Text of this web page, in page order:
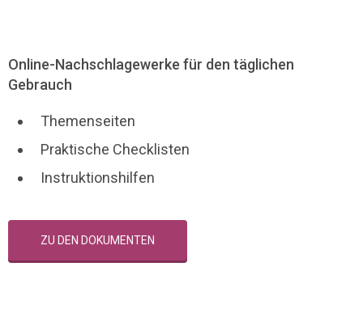
Online-Nachschlagewerke für den täglichen
Gebrauch
Themenseiten
Praktische Checklisten
Instruktionshilfen
ZU DEN DOKUMENTEN